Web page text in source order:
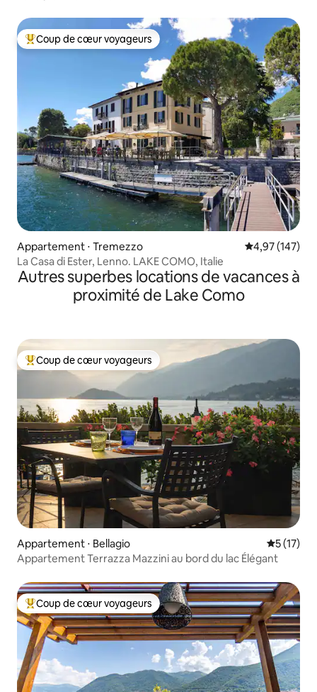
Coups de cœur voyageurs les plus appréciés
Coup de cœur voyageurs
Appartement ⋅ Tremezzo Évaluation
4,97 (147)
La Casa di Ester, Lenno. LAKE COMO, Italie
Autres superbes locations de vacances à
proximité de Lake Como
Coups de cœur voyageurs les plus appréciés
Coup de cœur voyageurs
Appartement ⋅ Bellagio
5 (17)
Appartement Terrazza Mazzini au bord du lac Élégant
Coups de cœur voyageurs les plus appréciés
Coup de cœur voyageurs